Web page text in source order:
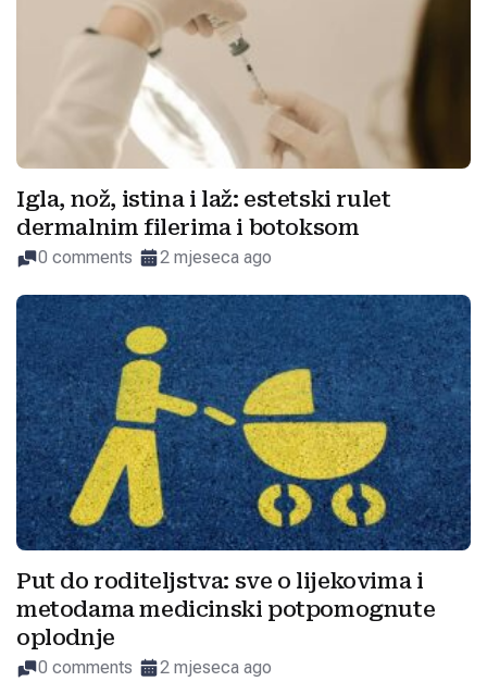
Igla, nož, istina i laž: estetski rulet
dermalnim filerima i botoksom
0 comments 2 mjeseca ago
Put do roditeljstva: sve o lijekovima i
metodama medicinski potpomognute
oplodnje
0 comments 2 mjeseca ago